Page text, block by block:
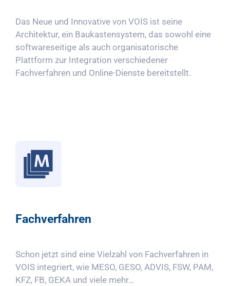
Das Neue und Innovative von VOIS ist seine
Architektur, ein Baukastensystem, das sowohl eine
softwareseitige als auch organisatorische
Plattform zur Integration verschiedener
Fachverfahren und Online-Dienste bereitstellt.
Fachverfahren
Schon jetzt sind eine Vielzahl von Fachverfahren in
VOIS integriert, wie MESO, GESO, ADVIS, FSW, PAM,
KFZ, FB, GEKA und viele mehr…